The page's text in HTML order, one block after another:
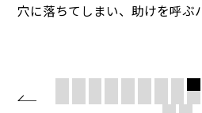
穴に落ちてしまい、助けを呼ぶ